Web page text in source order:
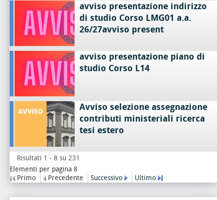
avviso presentazione indirizzo
di studio Corso LMG01 a.a.
26/27avviso present
avviso presentazione piano di
studio Corso L14
Avviso selezione assegnazione
contributi ministeriali ricerca
tesi estero
Risultati 1 - 8 su 231
Elementi per pagina 8
Primo
Precedente Successivo Ultimo